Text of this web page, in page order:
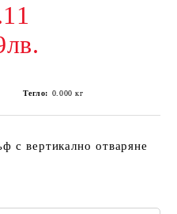
Тегло: 0.000 кг
с вертикално отваряне